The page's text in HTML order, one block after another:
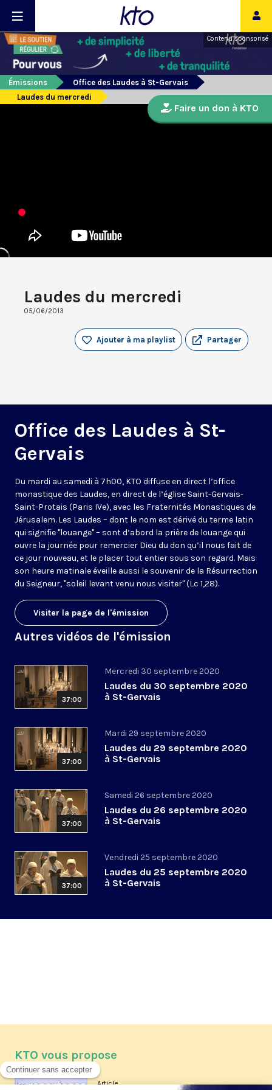
Contenu sponsorisé
Émissions
Office des Laudes à St-Gervais
Laudes du mercredi
Laudes du mercredi
05/06/2013
Partager
Ajouter à ma playlist
Office des Laudes à St-
Gervais
Du mardi au samedi à 7h00, KTO diffuse en direct l’office
monastique des Laudes, en direct de l’église Saint-Gervais-
Saint-Protais (Paris IVe), avec les Fraternités Monastiques de
Jérusalem. Les Laudes – dont le nom est dérivé du terme latin
qui signifie "louange" – sont d’abord la prière de louange qui
ouvre la journée pour remercier Dieu du don qu’il nous fait de
ce jour nouveau, et le placer tout entier sous son regard. Mais
son heure matinale éveille aussi le souvenir de la Résurrection
du Seigneur, "soleil levant venu nous visiter" (Lc 1,28).
Visiter la page de l'émission
Autres vidéos de l'émission
37:00
Mercredi 30 septembre 2020
Laudes du 30 septembre 2020
à St-Gervais
37:00
Mardi 29 septembre 2020
Laudes du 29 septembre 2020
à St-Gervais
37:00
Samedi 26 septembre 2020
Laudes du 26 septembre 2020
à St-Gervais
37:00
Vendredi 25 septembre 2020
Laudes du 25 septembre 2020
à St-Gervais
Faire un don à KTO
KTO vous propose
Article